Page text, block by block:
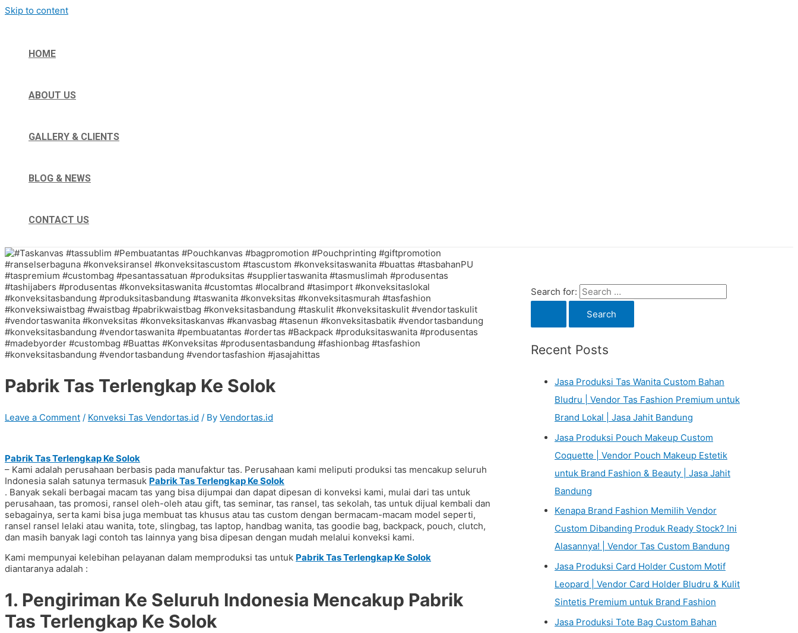
Skip to content
HOME
ABOUT US
GALLERY & CLIENTS
BLOG & NEWS
CONTACT US
Pabrik Tas Terlengkap Ke Solok
Leave a Comment / Konveksi Tas Vendortas.id / By Vendortas.id
Pabrik Tas Terlengkap Ke Solok
– Kami adalah perusahaan berbasis pada manufaktur tas. Perusahaan kami meliputi produksi tas mencakup seluruh
Indonesia salah satunya termasuk Pabrik Tas Terlengkap Ke Solok
. Banyak sekali berbagai macam tas yang bisa dijumpai dan dapat dipesan di konveksi kami, mulai dari tas untuk
perusahaan, tas promosi, ransel oleh-oleh atau gift, tas seminar, tas ransel, tas sekolah, tas untuk dijual kembali dan
sebagainya, serta kami bisa juga membuat tas khusus atau tas custom dengan bermacam-macam model seperti,
ransel ransel lelaki atau wanita, tote, slingbag, tas laptop, handbag wanita, tas goodie bag, backpack, pouch, clutch,
dan masih banyak lagi contoh tas lainnya yang bisa dipesan dengan mudah melalui konveksi kami.
Kami mempunyai kelebihan pelayanan dalam memproduksi tas untuk Pabrik Tas Terlengkap Ke Solok
diantaranya adalah :
1. Pengiriman Ke Seluruh Indonesia Mencakup Pabrik
Tas Terlengkap Ke Solok
Search for:
Recent Posts
Jasa Produksi Tas Wanita Custom Bahan
Bludru | Vendor Tas Fashion Premium untuk
Brand Lokal | Jasa Jahit Bandung
Jasa Produksi Pouch Makeup Custom
Coquette | Vendor Pouch Makeup Estetik
untuk Brand Fashion & Beauty | Jasa Jahit
Bandung
Kenapa Brand Fashion Memilih Vendor
Custom Dibanding Produk Ready Stock? Ini
Alasannya! | Vendor Tas Custom Bandung
Jasa Produksi Card Holder Custom Motif
Leopard | Vendor Card Holder Bludru & Kulit
Sintetis Premium untuk Brand Fashion
Jasa Produksi Tote Bag Custom Bahan